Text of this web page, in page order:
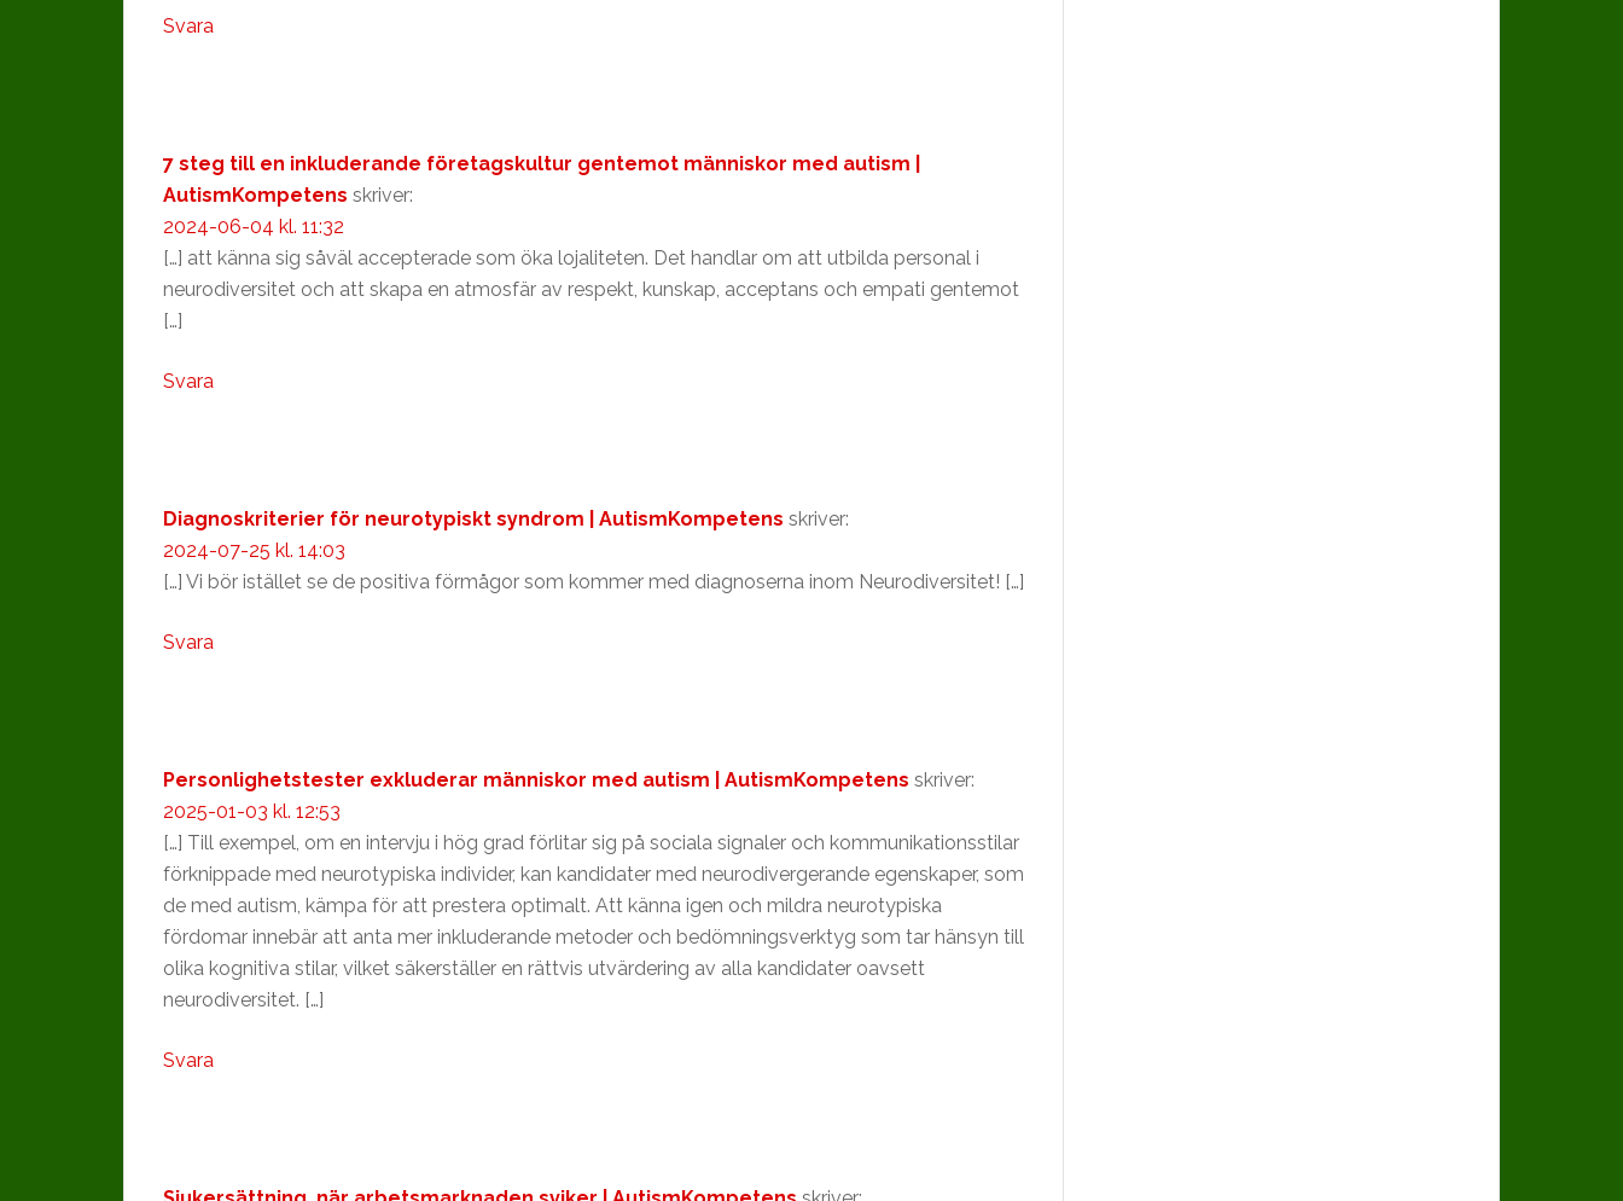
Svara
7 steg till en inkluderande företagskultur gentemot människor med autism |
AutismKompetens skriver:
2024-06-04 kl. 11:32
[…] att känna sig såväl accepterade som öka lojaliteten. Det handlar om att utbilda personal i
neurodiversitet och att skapa en atmosfär av respekt, kunskap, acceptans och empati gentemot
[…]
Svara
Diagnoskriterier för neurotypiskt syndrom | AutismKompetens skriver:
2024-07-25 kl. 14:03
[…] Vi bör istället se de positiva förmågor som kommer med diagnoserna inom Neurodiversitet! […]
Svara
Personlighetstester exkluderar människor med autism | AutismKompetens skriver:
2025-01-03 kl. 12:53
[…] Till exempel, om en intervju i hög grad förlitar sig på sociala signaler och kommunikationsstilar
förknippade med neurotypiska individer, kan kandidater med neurodivergerande egenskaper, som
de med autism, kämpa för att prestera optimalt. Att känna igen och mildra neurotypiska
fördomar innebär att anta mer inkluderande metoder och bedömningsverktyg som tar hänsyn till
olika kognitiva stilar, vilket säkerställer en rättvis utvärdering av alla kandidater oavsett
neurodiversitet. […]
Svara